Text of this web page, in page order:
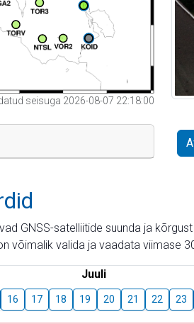
seisuga 2026-08-07 22:18:00
GNSS-satelliitide suunda ja
võimalik valida ja vaadata viimase
Juuli
16 17 18 19 20 21 22 23